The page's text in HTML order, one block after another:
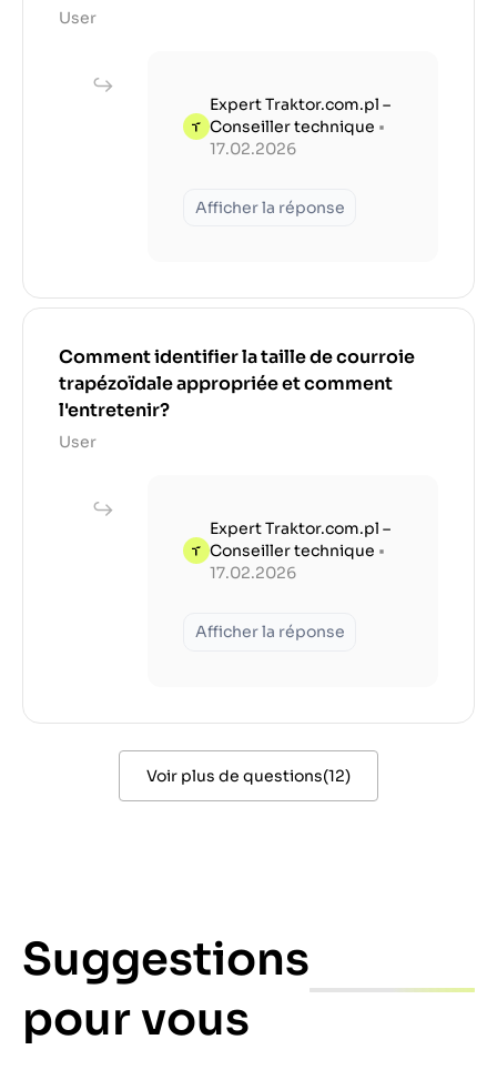
User
Expert Traktor.com.pl –
Conseiller technique •
17.02.2026
Afficher la réponse
Comment identifier la taille de courroie
trapézoïdale appropriée et comment
l'entretenir?
User
Expert Traktor.com.pl –
Conseiller technique •
17.02.2026
Afficher la réponse
Voir plus de questions(12)
Suggestions
pour vous